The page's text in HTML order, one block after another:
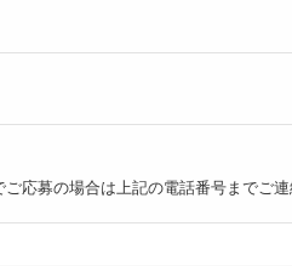
ご応募の場合は上記の電話番号までご